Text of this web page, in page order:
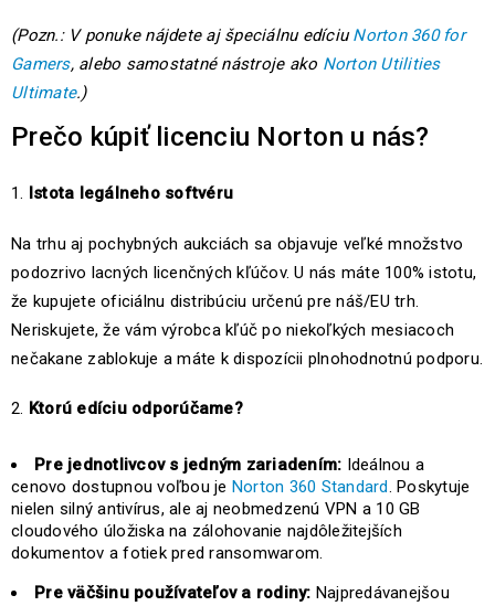
(Pozn.: V ponuke nájdete aj špeciálnu edíciuNorton 360 for
Gamers, alebo samostatné nástroje ako Norton Utilities
Ultimate.)
Prečo kúpiť licenciu Norton u nás?
Istota legálneho softvéru
Na trhu aj pochybných aukciách sa objavuje veľké množstvo
podozrivo lacných licenčných kľúčov. U nás máte 100% istotu,
že kupujete oficiálnu distribúciu určenú pre náš/EU trh.
Neriskujete, že vám výrobca kľúč po niekoľkých mesiacoch
nečakane zablokuje a máte k dispozícii plnohodnotnú podporu.
Ktorú edíciu odporúčame?
Pre jednotlivcov s jedným zariadením: Ideálnou a
cenovo dostupnou voľbou je Norton 360 Standard. Poskytuje
nielen silný antivírus, ale aj neobmedzenú VPN a 10 GB
cloudového úložiska na zálohovanie najdôležitejších
dokumentov a fotiek pred ransomwarom.
Pre väčšinu používateľov a rodiny: Najpredávanejšou